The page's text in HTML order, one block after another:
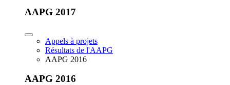
AAPG 2017
Appels à projets
Résultats de l'AAPG
AAPG 2016
AAPG 2016